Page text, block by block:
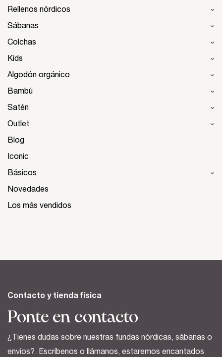
Rellenos nórdicos
Sábanas
Colchas
Kids
Algodón orgánico
Bambú
Satén
Outlet
Blog
Iconic
Básicos
Novedades
Los más vendidos
Contacto y tienda física
Ponte en contacto
¿Tienes dudas sobre nuestras fundas nórdicas, sábanas o
envíos?. Escríbenos o llámanos, estaremos encantados